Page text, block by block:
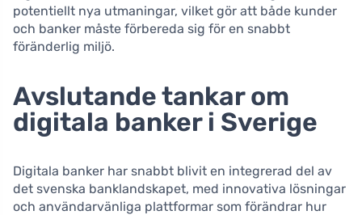
potentiellt nya utmaningar, vilket gör att både kunder
och banker måste förbereda sig för en snabbt
föränderlig miljö.
Avslutande tankar om
digitala banker i Sverige
Digitala banker har snabbt blivit en integrerad del av
det svenska banklandskapet, med innovativa lösningar
och användarvänliga plattformar som förändrar hur